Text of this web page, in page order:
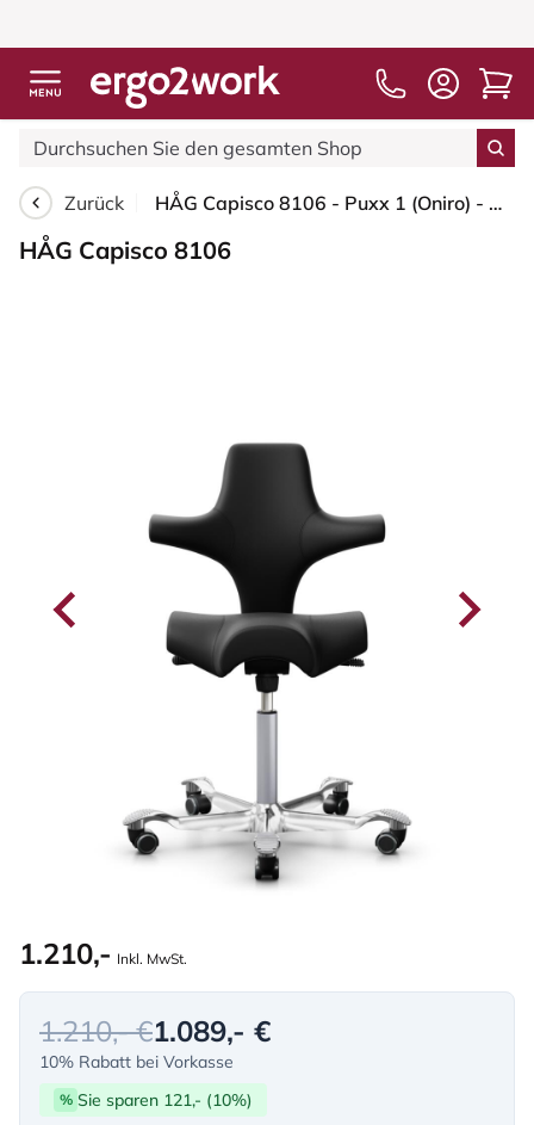
Zurück HÅG Capisco 8106 - Puxx 1 (Oniro) - Polyurethan-Kunstleder - PU215816 - Black - Silber - 200 mm (Sitzhöhe 46-64cm) - Weiche Rollen für harte Böden
HÅG Capisco 8106
1.210,- Inkl. MwSt.
1.210,- €1.089,- €
10% Rabatt bei Vorkasse
% Sie sparen 121,- (10%)